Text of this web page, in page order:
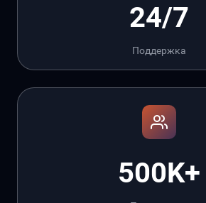
24/7
Поддержка
500K+